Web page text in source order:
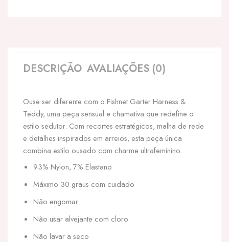
DESCRIÇÃO AVALIAÇÕES (0)
Ouse ser diferente com o Fishnet Garter Harness &
Teddy, uma peça sensual e chamativa que redefine o
estilo sedutor. Com recortes estratégicos, malha de rede
e detalhes inspirados em arreios, esta peça única
combina estilo ousado com charme ultrafeminino.
93% Nylon, 7% Elastano
Máximo 30 graus com cuidado
Não engomar
Não usar alvejante com cloro
Não lavar a seco